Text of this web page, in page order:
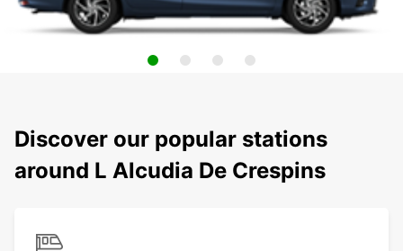
Discover our popular stations
around L Alcudia De Crespins